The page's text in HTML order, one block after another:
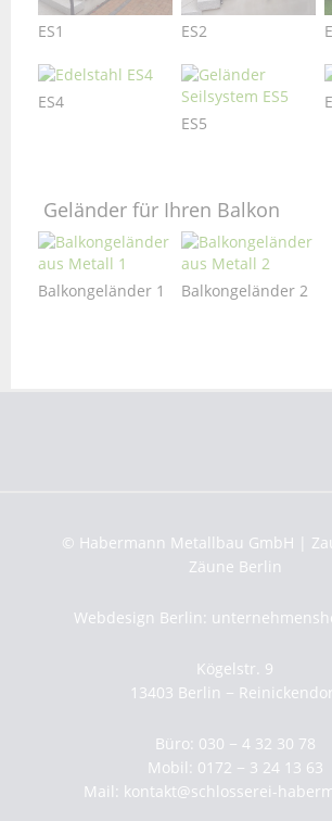
ES1 ES2
ES4
ES5
Geländer für Ihren Balkon
Balkongeländer 1 Balkongeländer 2
© Habermann Metallbau GmbH |
Zäune Berlin
Webdesign Berlin:
Kögelstr. 9
13403 Berlin −
Büro: 030 − 4 32 30 78
Mobil: 0172 − 3 24 13 63
Mail: kontakt@schlosserei-